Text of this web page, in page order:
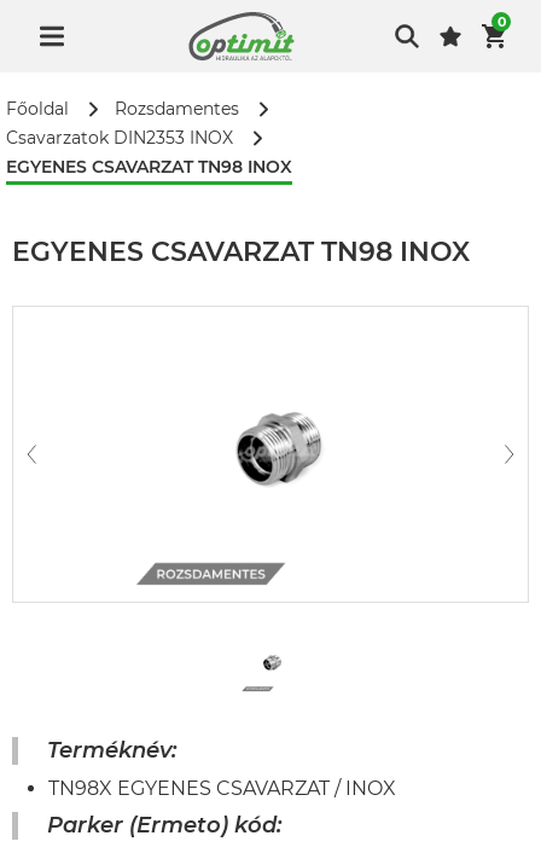
0
Főoldal
Rozsdamentes
Csavarzatok DIN2353 INOX
EGYENES CSAVARZAT TN98 INOX
EGYENES CSAVARZAT TN98 INOX
Terméknév:
TN98X EGYENES CSAVARZAT / INOX
Parker (Ermeto) kód: